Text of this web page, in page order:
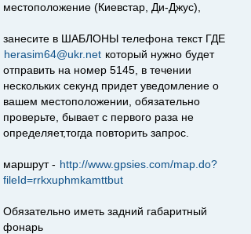
местоположение (Киевстар, Ди-Джус),
занесите в ШАБЛОНЫ телефона текст ГДЕ
herasim64@ukr.net который нужно будет
отправить на номер 5145, в течении
нескольких секунд придет уведомление о
вашем местоположении, обязательно
проверьте, бывает с первого раза не
определяет,тогда повторить запрос.
маршрут - http://www.gpsies.com/map.do?
fileId=rrkxuphmkamttbut
Обязательно иметь задний габаритный
фонарь